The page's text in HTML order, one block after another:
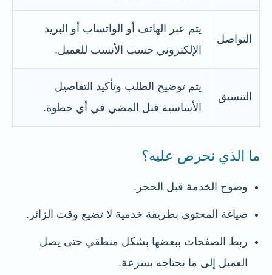
التواصل
يتم عبر الهاتف أو الواتساب أو البريد
الإلكتروني حسب الأنسب للعميل.
التنسيق
يتم توضيح الطلب وتأكيد التفاصيل
الأساسية قبل المضي في أي خطوة.
ما الذي نحرص عليه؟
وضوح الخدمة قبل الحجز.
صياغة المحتوى بطريقة خدمية لا تضيع وقت الزائر.
ربط الصفحات ببعضها بشكل منطقي حتى يصل
العميل إلى ما يحتاجه بسرعة.